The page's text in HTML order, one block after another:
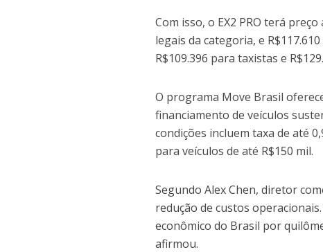
Com isso, o EX2 PRO terá
legais da categoria, e
R$109.396 para taxistas e
O programa Move Brasil
financiamento de veículos
condições incluem taxa de até
para veículos de até R$150 mil.
Segundo Alex Chen, diretor
redução de custos
econômico do Brasil por
afirmou.